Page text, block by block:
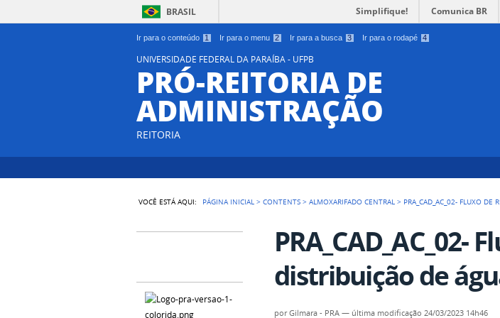
Ir para o conteúdo 1 Ir para o menu 2 Ir para a busca 3 Ir para o rodapé 4
BRASIL Simplifique! Comunica BR
UNIVERSIDADE FEDERAL DA PARAÍBA - UFPB
PRÓ-REITORIA DE
ADMINISTRAÇÃO
REITORIA
VOCÊ ESTÁ AQUI: PÁGINA INICIAL >CONTENTS >ALMOXARIFADO CENTRAL > PRA_CAD_AC_02- FLUXO
distribuição de
porGilmara - PRA — última modificação 24/03/2023 14h46